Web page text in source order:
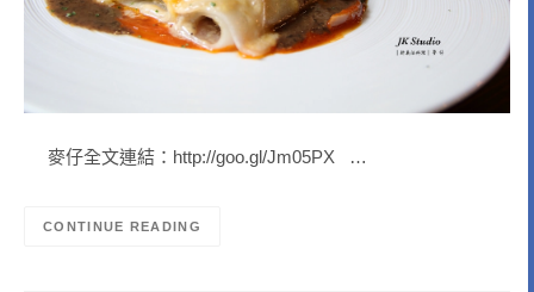
麥仔全文連結：http://goo.gl/Jm05PX …
CONTINUE READING